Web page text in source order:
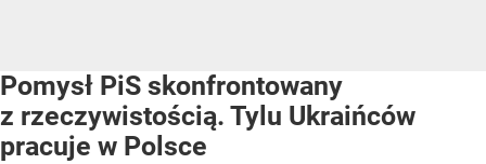
Pomysł PiS skonfrontowany
z rzeczywistością. Tylu Ukraińców
pracuje w Polsce